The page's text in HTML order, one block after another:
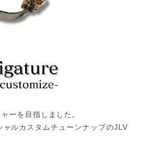
ーを目指しました。
ルカスタムチューンナップのJLV